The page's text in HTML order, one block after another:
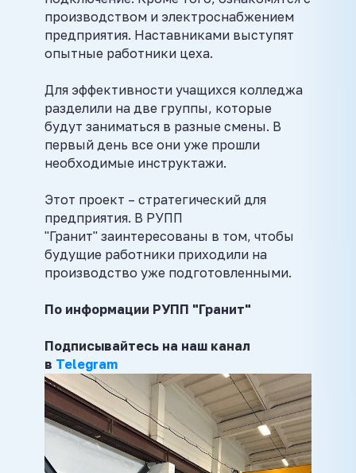
производством и электроснабжением
предприятия. Наставниками выступят
опытные работники цеха.
Для эффективности учащихся колледжа
разделили на две группы, которые
будут заниматься в разные смены. В
первый день все они уже прошли
необходимые инструктажи.
Этот проект – стратегический для
предприятия. В РУПП
"Гранит" заинтересованы в том, чтобы
будущие работники приходили на
производство уже подготовленными.
По информации РУПП "Гранит"
Подписывайтесь на наш канал
в Telegram